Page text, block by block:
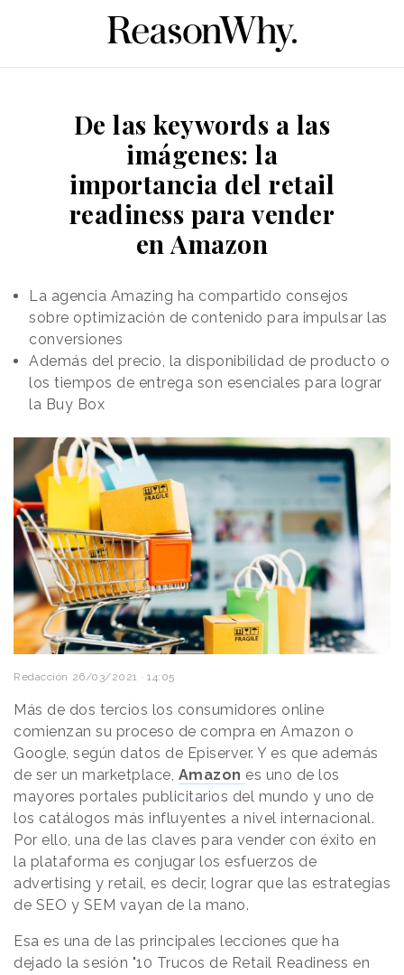
De las keywords a las
imágenes: la
importancia del retail
readiness para vender
en Amazon
La agencia Amazing ha compartido consejos
sobre optimización de contenido para impulsar las
conversiones
Además del precio, la disponibilidad de producto o
los tiempos de entrega son esenciales para lograr
la Buy Box
Redacción 26/03/2021 · 14:05
Más de dos tercios los consumidores online
comienzan su proceso de compra en Amazon o
Google, según datos de Episerver. Y es que además
de ser un marketplace, Amazon es uno de los
mayores portales publicitarios del mundo y uno de
los catálogos más influyentes a nivel internacional.
Por ello, una de las claves para vender con éxito en
la plataforma es conjugar los esfuerzos de
advertising y retail, es decir, lograr que las estrategias
de SEO y SEM vayan de la mano.
Esa es una de las principales lecciones que ha
dejado la sesión "10 Trucos de Retail Readiness en